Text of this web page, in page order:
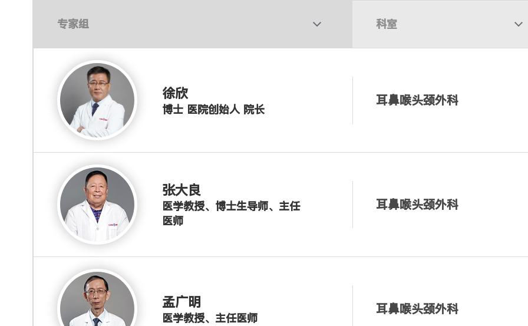
专家组 科室
徐欣
博士 医院创始人 院长
耳鼻喉头颈外科
张大良
医学教授、博士生导师、主任
医师
耳鼻喉头颈外科
孟广明
医学教授、主任医师
耳鼻喉头颈外科